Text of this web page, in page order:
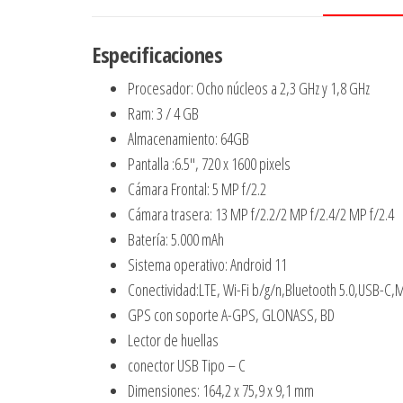
Especificaciones
Procesador: Ocho núcleos a 2,3 GHz y 1,8 GHz
Ram: 3 / 4 GB
Almacenamiento: 64GB
Pantalla :6.5″, 720 x 1600 pixels
Cámara Frontal: 5 MP f/2.2
Cámara trasera: 13 MP f/2.2/2 MP f/2.4/2 MP f/2.4
Batería: 5.000 mAh
Sistema operativo: Android 11
Conectividad:LTE, Wi-Fi b/g/n,Bluetooth 5.0,USB-
GPS con soporte A-GPS, GLONASS, BD
Lector de huellas
conector USB Tipo – C
Dimensiones: 164,2 x 75,9 x 9,1 mm